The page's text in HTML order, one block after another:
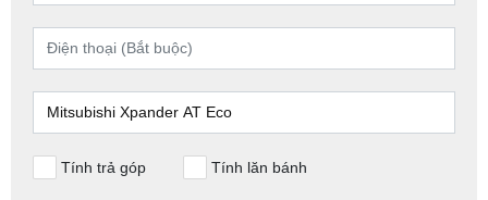
Tính trả góp Tính lăn bánh